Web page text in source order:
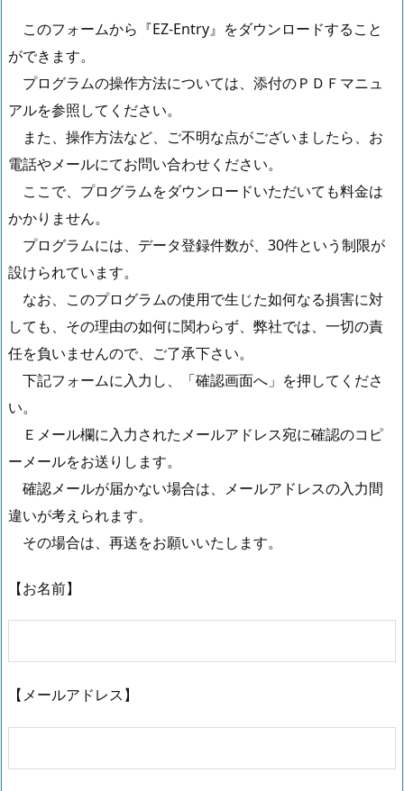
このフォームから『EZ-Entry』をダウンロードすること
ができます。
プログラムの操作方法については、添付のＰＤＦマニュ
アルを参照してください。
また、操作方法など、ご不明な点がございましたら、お
電話やメールにてお問い合わせください。
ここで、プログラムをダウンロードいただいても料金は
かかりません。
プログラムには、データ登録件数が、30件という制限が
設けられています。
なお、このプログラムの使用で生じた如何なる損害に対
しても、その理由の如何に関わらず、弊社では、一切の責
任を負いませんので、ご了承下さい。
下記フォームに入力し、「確認画面へ」を押してくださ
い。
Ｅメール欄に入力されたメールアドレス宛に確認のコピ
ーメールをお送りします。
確認メールが届かない場合は、メールアドレスの入力間
違いが考えられます。
その場合は、再送をお願いいたします。
【お名前】
【メールアドレス】